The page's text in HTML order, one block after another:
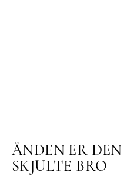
ÅNDEN ER DEN
SKJULTE BRO